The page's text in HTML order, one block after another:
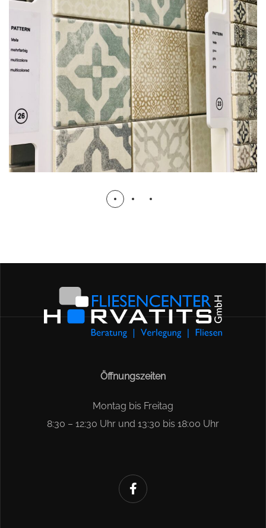
Mosaik
MOSAIK
Öffnungszeiten
Montag bis Freitag
8:30 – 12:30 Uhr und 13:30 bis 18:00 Uhr